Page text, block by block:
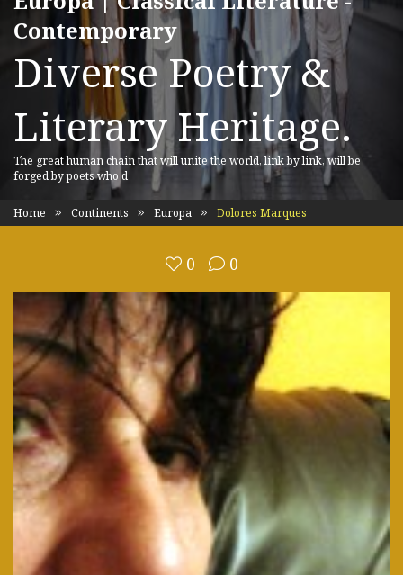
Contemporary
Diverse Poetry &
Literary Heritage.
The great human chain that will unite the world, link by link, will be
forged by poets who d
Home Continents Europa Dolores Marques
0 0